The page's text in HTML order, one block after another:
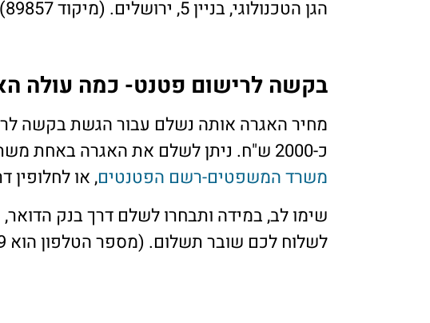
הגן הטכנולוגי, בניין 5, ירושלים. (מיקוד 89857)
בקשה לרישום פטנט- כמה עולה
מחיר האגרה אותה נשלם עבור הגשת בקשה
כ-2000 ש"ח. ניתן לשלם את האגרה באחת משתי הדרכים הבאות:
משרד המשפטים-רשם הפטנטים, או לחלופין
שימו לב, במידה ותבחרו לשלם דרך בנק
לשלוח לכם שובר תשלום. (מספר הטלפון הוא 02-5957999)